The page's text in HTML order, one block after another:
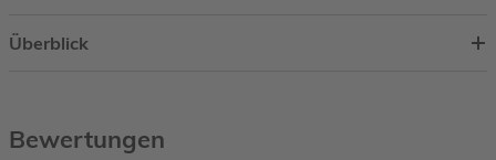
Überblick
Bewertungen